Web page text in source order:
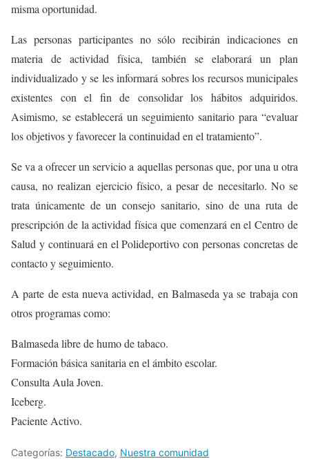
misma oportunidad.
Las personas participantes no sólo recibirán indicaciones en
materia de actividad física, también se elaborará un plan
individualizado y se les informará sobres los recursos municipales
existentes con el fin de consolidar los hábitos adquiridos.
Asimismo, se establecerá un seguimiento sanitario para “evaluar
los objetivos y favorecer la continuidad en el tratamiento”.
Se va a ofrecer un servicio a aquellas personas que, por una u otra
causa, no realizan ejercicio físico, a pesar de necesitarlo. No se
trata únicamente de un consejo sanitario, sino de una ruta de
prescripción de la actividad física que comenzará en el Centro de
Salud y continuará en el Polideportivo con personas concretas de
contacto y seguimiento.
A parte de esta nueva actividad, en Balmaseda ya se trabaja con
otros programas como:
Balmaseda libre de humo de tabaco.
Formación básica sanitaria en el ámbito escolar.
Consulta Aula Joven.
Iceberg.
Paciente Activo.
Categorías: Destacado, Nuestra comunidad